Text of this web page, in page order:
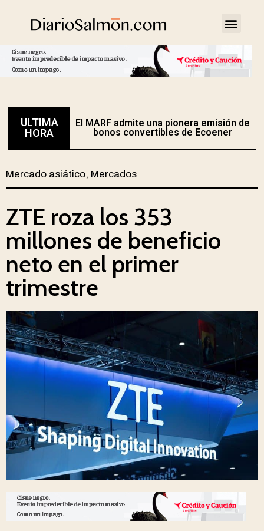
ULTIMA
HORA
El MARF admite una pionera emisión de
bonos convertibles de Ecoener
Mercado asiático, Mercados
ZTE roza los 353
millones de beneficio
neto en el primer
trimestre